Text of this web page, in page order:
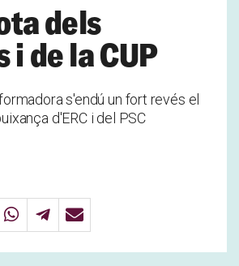
dels
i de la CUP
s'endú un fort revés el
d'ERC i del PSC